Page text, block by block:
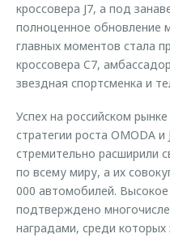
кроссовера J7, а под
полноценное обновление
главных моментов стала
кроссовера C7,
звездная спортсменка и
Успех на российском
стратегии роста OMODA
стремительно расширили
по всему миру, а их
000 автомобилей.
подтверждено
наградами, среди